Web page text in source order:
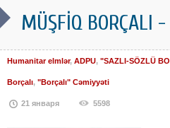
MÜŞFİQ BORÇALI
Humanitar elmlər, ADPU, "SAZLI-SÖZLÜ
Borçalı, "Borçalı" Cəmiyyəti
21 января 5598